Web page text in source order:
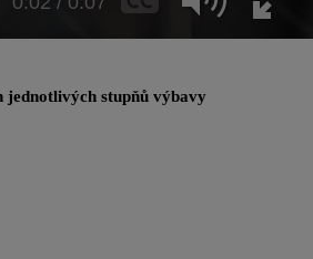
jednotlivých stupňů výbavy